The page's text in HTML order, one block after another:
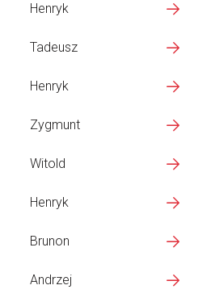
Henryk
Tadeusz
Henryk
Zygmunt
Witold
Henryk
Brunon
Andrzej